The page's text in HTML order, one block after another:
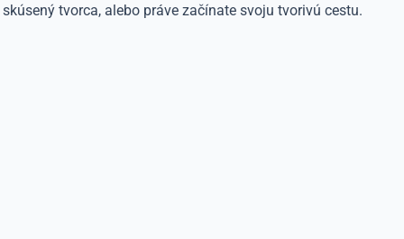
skúsený tvorca, alebo práve začínate svoju tvorivú cestu.